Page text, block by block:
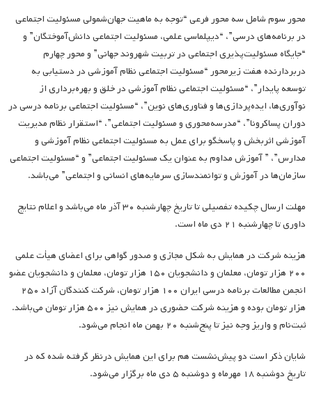
محور سوم شامل سه محور فرعی “توجه به ماهیت جهان‌شمولی مسئولیت اجتماعی
در برنامه‌های درسی”، “دیپلماسی علمی، مسئولیت اجتماعی دانش‌آموختگان” و
“جایگاه مسئولیت‌پذیری اجتماعی در تربیت شهروند جهانی” و محور چهارم
دربردارنده هفت زیرمحور “مسئولیت اجتماعی نظام آموزشی در دستیابی به
توسعه پایدار”، “مسئولیت اجتماعی نظام آموزشی در خلق و بهره‌برداری از
نوآوری‌ها، ایده‌پردازی‌ها و فناوری‌های نوین”، “مسئولیت اجتماعی برنامه درسی در
دوران پساکرونا”، “مدرسه‌محوری و مسئولیت اجتماعی”، “استقرار نظام مدیریت
آموزشی اثربخش و پاسخگو برای عمل به مسئولیت اجتماعی نظام آموزشی و
مدارس”، ” آموزش مداوم به عنوان یک مسئولیت اجتماعی” و “مسئولیت اجتماعی
سازمان‌ها در آموزش و توانمندسازی سرمایه‌های انسانی و اجتماعی” می‌باشد.
مهلت ارسال چکیده تفصیلی تا تاریخ چهارشنبه ۳۰ آذر ماه می‌باشد و اعلام نتایج
داوری تا چهارشنبه ۲۱ دی ماه است.
هزینه شرکت در همایش به شکل مجازی و صدور گواهی برای اعضای هیأت علمی
۲۰۰ هزار تومان، معلمان و دانشجویان ۱۵۰ هزار تومان، معلمان و دانشجویان عضو
انجمن مطالعات برنامه درسی ایران ۱۰۰ هزار تومان، شرکت کنندگان آزاد ۲۵۰
هزار تومان بوده و هزینه شرکت حضوری در همایش نیز ۵۰۰ هزار تومان می‌باشد.
ثبت‌نام و واریز وجه نیز تا پنج‌شنبه ۲۰ بهمن ماه انجام می‌شود.
شایان ذکر است دو پیش‌نشست هم برای این همایش درنظر گرفته شده که در
تاریخ دوشنبه ۱۸ مهرماه و دوشنبه ۵ دی ماه برگزار می‌شود.